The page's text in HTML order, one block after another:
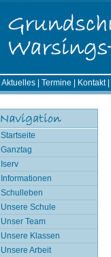
Aktuelles| Termine Kontakt|
Startseite
Ganztag
Iserv
Informationen
Schulleben
Unsere Schule
Unser Team
Unsere Klassen
Unsere Arbeit